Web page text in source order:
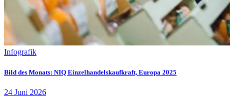
Infografik
Bild des Monats: NIQ Einzelhandelskaufkraft, Europa 2025
24 Juni 2026